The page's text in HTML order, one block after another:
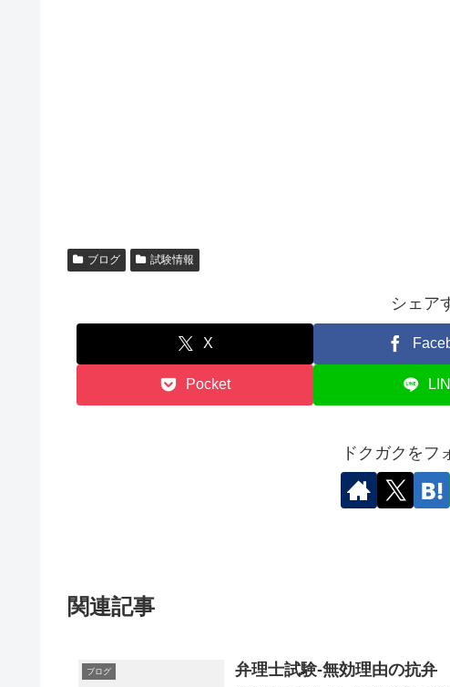
ブログ 試験情報
シェア
X
Pocket
ドクガクをフ
関連記事
ブログ 弁理士試験-無効理由の抗弁